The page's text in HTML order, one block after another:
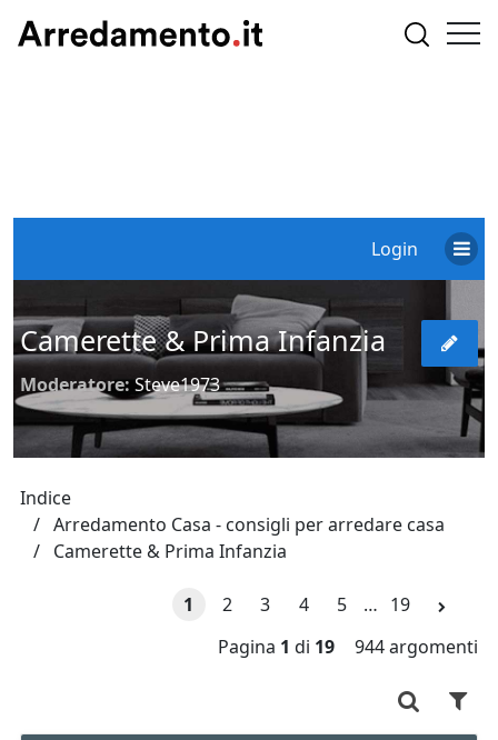
Login
Camerette & Prima Infanzia
Moderatore:Steve1973
Indice
Arredamento Casa - consigli per arredare casa
Camerette & Prima Infanzia
1 2 3 4 5 … 19
Pagina 1 di 19 944 argomenti